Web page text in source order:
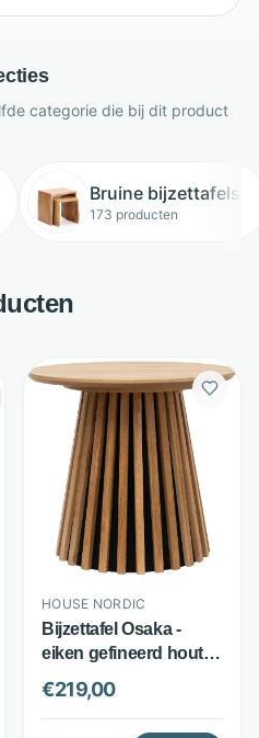
categorie die bij dit product
Bruine bijzettafels
173 producten
HOUSE NORDIC
Bijzettafel Osaka -
eiken gefineerd hout -
ronde latten
kolompoot - bruin -
House Nordic
€219,00